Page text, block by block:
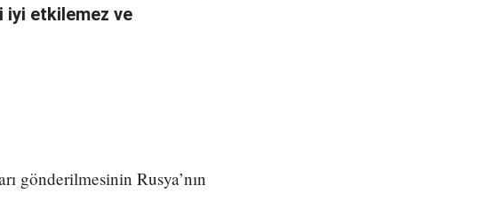
iyi etkilemez ve
gönderilmesinin Rusya’nın